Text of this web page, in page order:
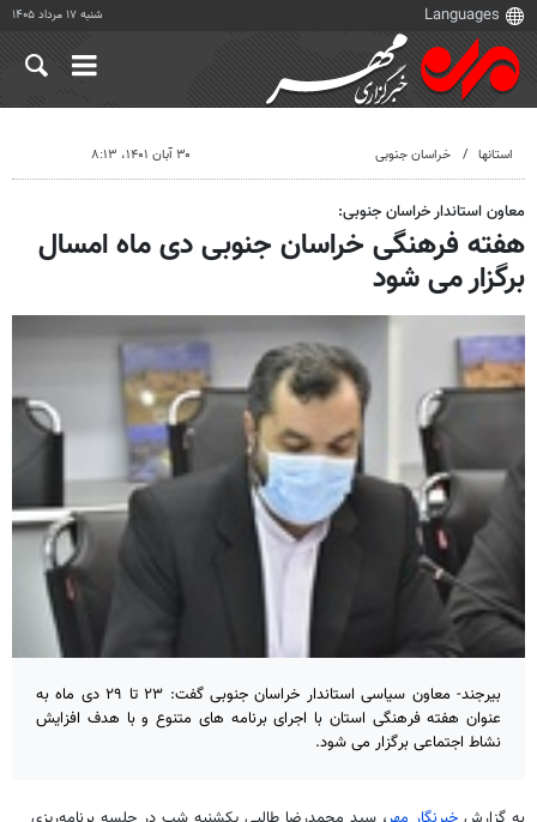
شنبه ۱۷ مرداد ۱۴۰۵
استانها خراسان جنوبی ۳۰ آبان ۱۴۰۱، ۸:۱۳
معاون استاندار خراسان جنوبی:
هفته فرهنگی خراسان جنوبی دی ماه امسال
برگزار می شود
بیرجند- معاون سیاسی استاندار خراسان جنوبی گفت: ۲۳ تا ۲۹ دی ماه به
عنوان هفته فرهنگی استان با اجرای برنامه های متنوع و با هدف افزایش
نشاط اجتماعی برگزار می شود.